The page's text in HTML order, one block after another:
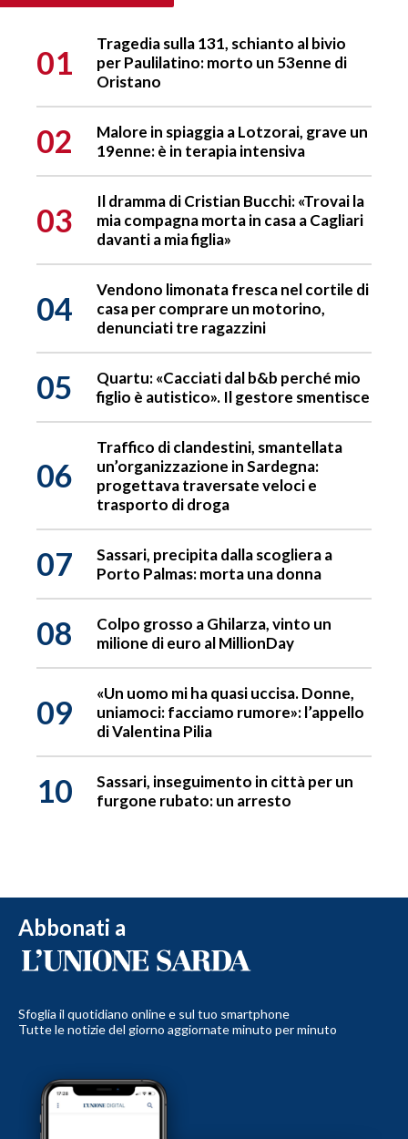
01
Tragedia sulla 131, schianto al bivio
per Paulilatino: morto un 53enne di
Oristano
02
Malore in spiaggia a Lotzorai, grave un
19enne: è in terapia intensiva
03
Il dramma di Cristian Bucchi: «Trovai la
mia compagna morta in casa a Cagliari
davanti a mia figlia»
04
Vendono limonata fresca nel cortile di
casa per comprare un motorino,
denunciati tre ragazzini
05
Quartu: «Cacciati dal b&b perché mio
figlio è autistico». Il gestore smentisce
06
Traffico di clandestini, smantellata
un’organizzazione in Sardegna:
progettava traversate veloci e
trasporto di droga
07
Sassari, precipita dalla scogliera a
Porto Palmas: morta una donna
08
Colpo grosso a Ghilarza, vinto un
milione di euro al MillionDay
09
«Un uomo mi ha quasi uccisa. Donne,
uniamoci: facciamo rumore»: l’appello
di Valentina Pilia
10
Sassari, inseguimento in città per un
furgone rubato: un arresto
Abbonati a
Sfoglia il quotidiano online e sul tuo smartphone
Tutte le notizie del giorno aggiornate minuto per minuto